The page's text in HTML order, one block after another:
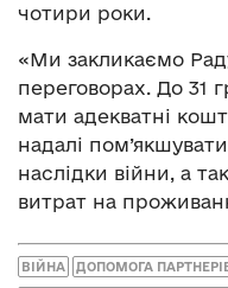
чотири роки.
«Ми закликаємо
переговорах. До 31
мати адекватні
надалі
наслідки війни, а
витрат на
ВІЙНА ДОПОМОГА